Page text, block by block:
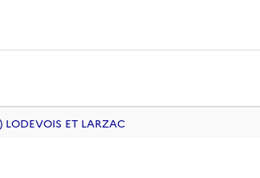
ET LARZAC